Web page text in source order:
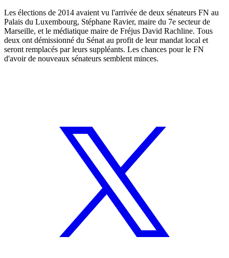
Les élections de 2014 avaient vu l'arrivée de deux sénateurs FN au
Palais du Luxembourg, Stéphane Ravier, maire du 7e secteur de
Marseille, et le médiatique maire de Fréjus David Rachline. Tous
deux ont démissionné du Sénat au profit de leur mandat local et
seront remplacés par leurs suppléants. Les chances pour le FN
d'avoir de nouveaux sénateurs semblent minces.